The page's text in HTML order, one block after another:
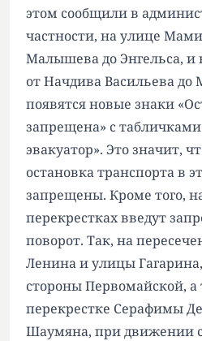
этом сообщили в
частности, на улице
Малышева до Энгельса, и
от Начдива Васильева до
появятся новые знаки
запрещена» с табличками
эвакуатор». Это значит,
остановка транспорта в
запрещены. Кроме того,
перекрестках введут
поворот. Так, на
Ленина и улицы
стороны Первомайской, а
перекрестке Серафимы
Шаумяна, при движении